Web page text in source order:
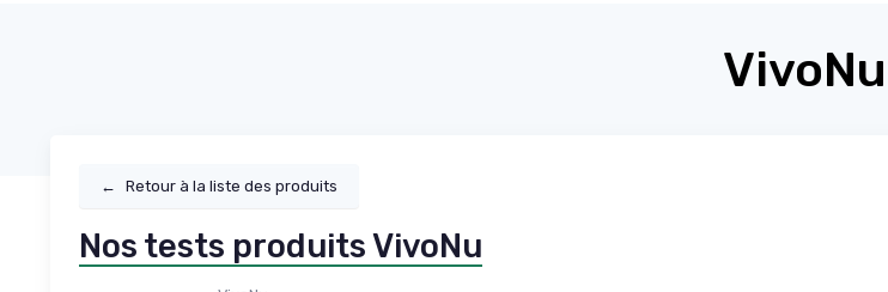
VivoNu
← Retour à la liste des produits
Nos tests produits VivoNu